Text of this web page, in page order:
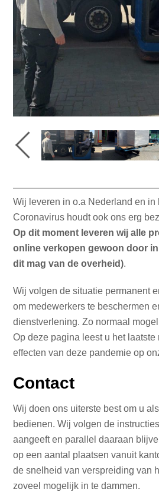
Wij leveren in o.a Nederland en in
Coronavirus houdt ook ons erg
Op dit moment leveren wij alle
online verkopen gewoon door
dit mag van de overheid).
Wij volgen de situatie permanent
om medewerkers te beschermen
dienstverlening. Zo normaal
Op deze pagina leest u het laatste
effecten van deze pandemie op
Contact
Wij doen ons uiterste best om u
bedienen. Wij volgen de
aangeeft en parallel daaraan
op een aantal plaatsen vanuit
de snelheid van verspreiding van
zoveel mogelijk in te dammen.